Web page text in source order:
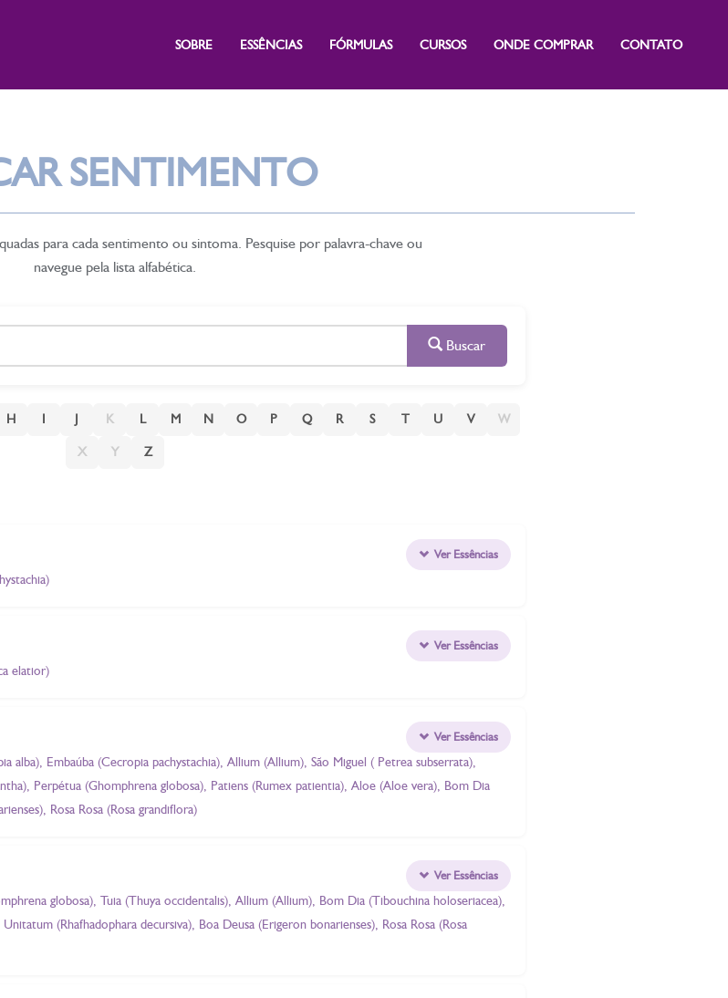
SOBRE ESSÊNCIAS FÓRMULAS CURSOS ONDE COMPRAR CONTATO
SENTIMENTO
para cada sentimento ou sintoma. Pesquise por palavra-chave ou
navegue pela lista alfabética.
Buscar
H I J K L M N O P Q R S T U V W
X Y Z
Ver Essências
elatior)
Ver Essências
alba), Embaúba (Cecropia pachystachia), Allium (Allium), São Miguel ( Petrea subserrata),
Perpétua (Ghomphrena globosa), Patiens (Rumex patientia), Aloe (Aloe vera), Bom Dia
Rosa Rosa (Rosa grandiflora)
Ver Essências
globosa), Tuia (Thuya occidentalis), Allium (Allium), Bom Dia (Tibouchina holoseriacea),
(Rhafhadophara decursiva), Boa Deusa (Erigeron bonarienses), Rosa Rosa (Rosa
Ver Essências